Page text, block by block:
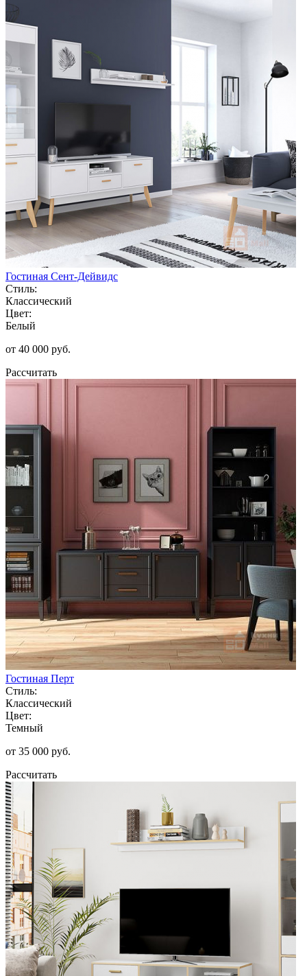
Гостиная Сент-Дейвидс
Стиль:
Классический
Цвет:
Белый
от 40 000 руб.
Рассчитать
Гостиная Перт
Стиль:
Классический
Цвет:
Темный
от 35 000 руб.
Рассчитать